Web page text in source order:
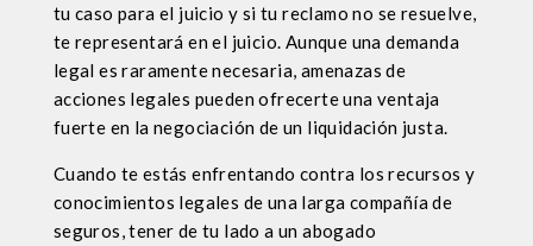
tu caso para el juicio y si tu reclamo no se resuelve,
te representará en el juicio. Aunque una demanda
legal es raramente necesaria, amenazas de
acciones legales pueden ofrecerte una ventaja
fuerte en la negociación de un liquidación justa.
Cuando te estás enfrentando contra los recursos y
conocimientos legales de una larga compañía de
seguros, tener de tu lado a un abogado